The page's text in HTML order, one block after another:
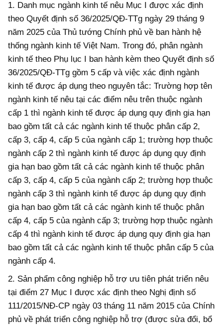
1. Danh mục ngành kinh tế nêu Mục I được xác định
theo Quyết định số 36/2025/QĐ-TTg ngày 29 tháng 9
năm 2025 của Thủ tướng Chính phủ về ban hành hệ
thống ngành kinh tế Việt Nam. Trong đó, phân ngành
kinh tế theo Phụ lục I ban hành kèm theo Quyết định số
36/2025/QĐ-TTg gồm 5 cấp và việc xác định ngành
kinh tế được áp dụng theo nguyên tắc: Trường hợp tên
ngành kinh tế nêu tại các điểm nêu trên thuộc ngành
cấp 1 thì ngành kinh tế được áp dụng quy định gia hạn
bao gồm tất cả các ngành kinh tế thuộc phân cấp 2,
cấp 3, cấp 4, cấp 5 của ngành cấp 1; trường hợp thuộc
ngành cấp 2 thì ngành kinh tế được áp dụng quy định
gia hạn bao gồm tất cả các ngành kinh tế thuộc phân
cấp 3, cấp 4, cấp 5 của ngành cấp 2; trường hợp thuộc
ngành cấp 3 thì ngành kinh tế được áp dụng quy định
gia hạn bao gồm tất cả các ngành kinh tế thuộc phân
cấp 4, cấp 5 của ngành cấp 3; trường hợp thuộc ngành
cấp 4 thì ngành kinh tế được áp dụng quy định gia hạn
bao gồm tất cả các ngành kinh tế thuộc phân cấp 5 của
ngành cấp 4.
2. Sản phẩm công nghiệp hỗ trợ ưu tiên phát triển nêu
tại điểm 27 Mục I được xác định theo Nghị định số
111/2015/NĐ-CP ngày 03 tháng 11 năm 2015 của Chính
phủ về phát triển công nghiệp hỗ trợ (được sửa đổi, bổ